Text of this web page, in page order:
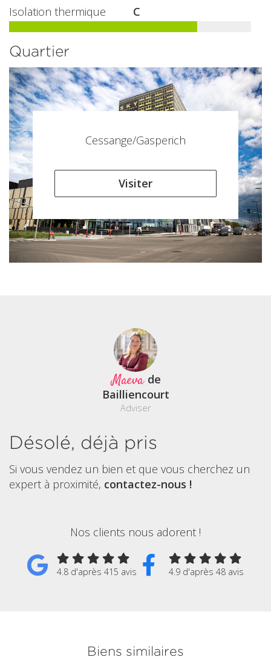
Isolation thermique C
Quartier
Cessange/Gasperich
Visiter
Maeva de
Bailliencourt
Adviser
Désolé, déjà pris
Si vous vendez un bien et que vous cherchez un
expert à proximité, contactez-nous !
Nos clients nous adorent !
4.8 d'après 415 avis 4.9 d'après 48 avis
Biens similaires